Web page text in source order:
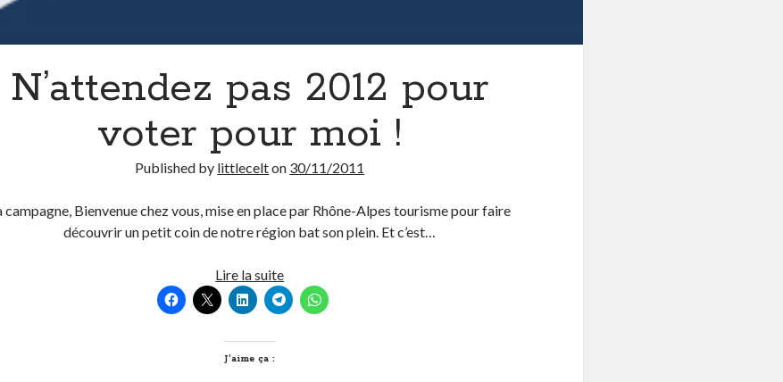
N’attendez pas 2012 pour
voter pour moi !
Published by littlecelton 30/11/2011
campagne, Bienvenue chez vous, mise en place par Rhône-Alpes tourisme pour faire
découvrir un petit coin de notre région bat son plein. Et c’est…
Lire la suiteN’attendez
pas
2012
J’aime ça :